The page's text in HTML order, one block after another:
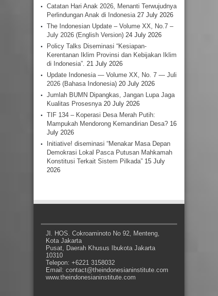
Catatan Hari Anak 2026, Menanti Terwujudnya
Perlindungan Anak di Indonesia 27 July 2026
The Indonesian Update – Volume XX, No.7 –
July 2026 (English Version) 24 July 2026
Policy Talks Diseminasi “Kesiapan-
Kerentanan Iklim Provinsi dan Kebijakan Iklim
di Indonesia”. 21 July 2026
Update Indonesia — Volume XX, No. 7 — Juli
2026 (Bahasa Indonesia) 20 July 2026
Jumlah BUMN Dipangkas, Jangan Lupa Jaga
Kualitas Prosesnya 20 July 2026
TIF 134 – Koperasi Desa Merah Putih:
Mampukah Mendorong Kemandirian Desa? 16
July 2026
Initiative! diseminasi “Menakar Masa Depan
Demokrasi Lokal Pasca Putusan Mahkamah
Konstitusi Terkait Sistem Pilkada” 15 July
2026
Jl. HOS. Cokroaminoto No 92, Menteng,
Kota Jakarta
Pusat, Daerah Khusus Ibukota Jakarta
10310
Telepon: +6221 3158032
Email: contact@theindonesianinstitute.com
www.theindonesianinstitute.com